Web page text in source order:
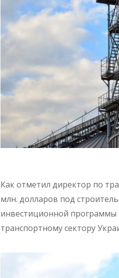
Как отметил директор по
млн. долларов под
инвестиционной программы
транспортному сектору